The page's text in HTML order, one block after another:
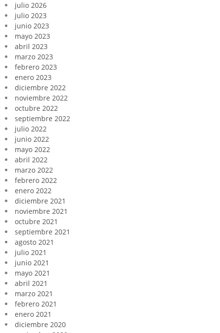
julio 2026
julio 2023
junio 2023
mayo 2023
abril 2023
marzo 2023
febrero 2023
enero 2023
diciembre 2022
noviembre 2022
octubre 2022
septiembre 2022
julio 2022
junio 2022
mayo 2022
abril 2022
marzo 2022
febrero 2022
enero 2022
diciembre 2021
noviembre 2021
octubre 2021
septiembre 2021
agosto 2021
julio 2021
junio 2021
mayo 2021
abril 2021
marzo 2021
febrero 2021
enero 2021
diciembre 2020